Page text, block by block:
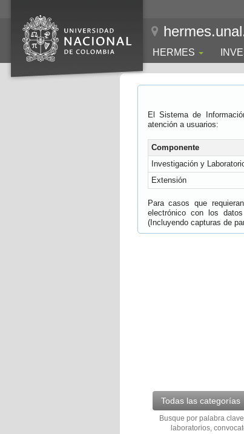
HERMES
El Sistema de
atención a usuarios:
Componente
Investigación y
Extensión
Para casos que
electrónico con los
(Incluyendo capturas de
Todas las categorías
Busque por palabra
laboratorios,